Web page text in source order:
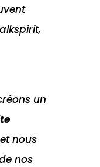
un
nous
nos